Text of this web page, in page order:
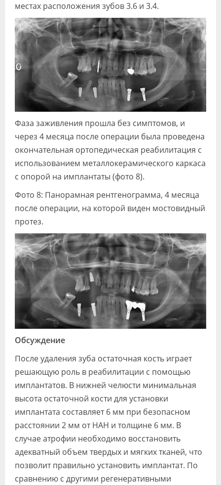
местах расположения зубов 3.6 и 3.4.
Фаза заживления прошла без симптомов, и
через 4 месяца после операции была проведена
окончательная ортопедическая реабилитация с
использованием металлокерамического каркаса
с опорой на имплантаты (фото 8).
Фото 8: Панорамная рентгенограмма, 4 месяца
после операции, на которой виден мостовидный
протез.
Обсуждение
После удаления зуба остаточная кость играет
решающую роль в реабилитации с помощью
имплантатов. В нижней челюсти минимальная
высота остаточной кости для установки
имплантата составляет 6 мм при безопасном
расстоянии 2 мм от НАН и толщине 6 мм. В
случае атрофии необходимо восстановить
адекватный объем твердых и мягких тканей, что
позволит правильно установить имплантат. По
сравнению с другими регенеративными